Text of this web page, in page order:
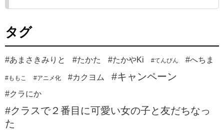
タグ
#あまさきみりと #たかた #たかやKi #てんびん #へちま
#ももこ #アニメ化 #カクヨム #キャンペーン
#クラにか
#クラスで２番目に可愛い女の子と友だちなっ
た